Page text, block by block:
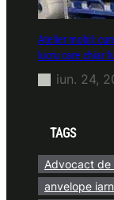
Atelier mobil:
lucru care chiar
iun. 24,
TAGS
Advocact de
anvelope